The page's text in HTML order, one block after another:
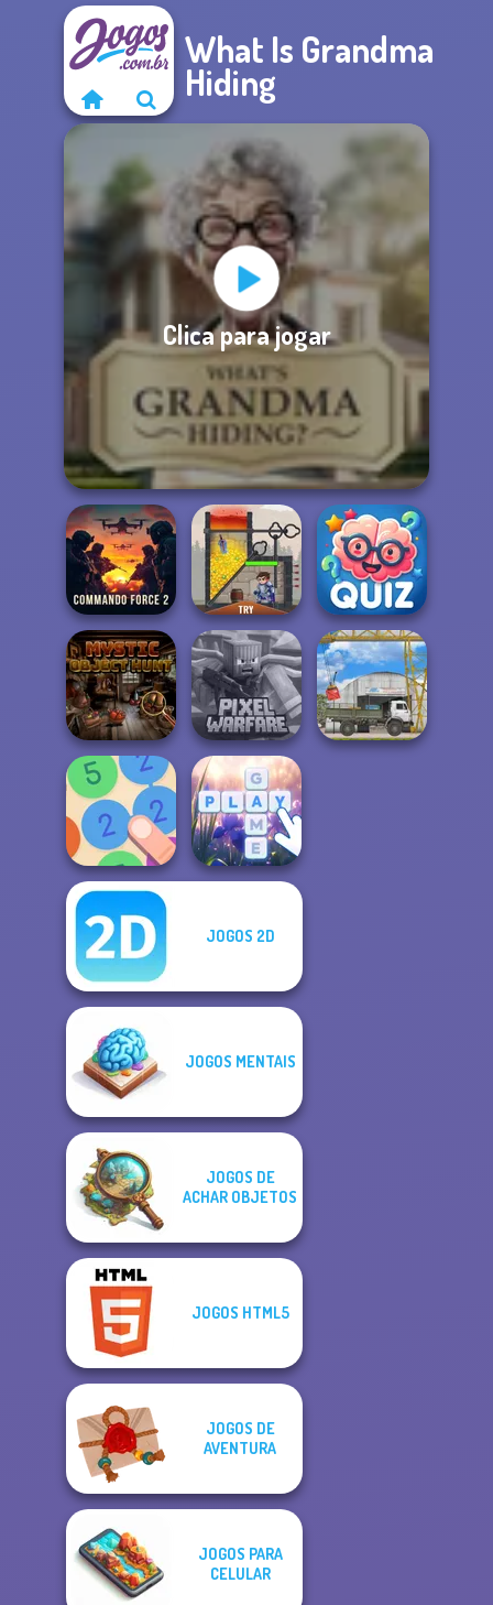
What Is Grandma
Hiding
Clica para jogar
Commando
Force 2
Rescue Hero
Quizmania: Trivia
Game
Mystic Object
Hunt
Minecraft Pixel
Warfare
Merge 13
JOGOS 2D
JOGOS MENTAIS
JOGOS DE
ACHAR OBJETOS
JOGOS HTML5
JOGOS DE
AVENTURA
JOGOS PARA
CELULAR